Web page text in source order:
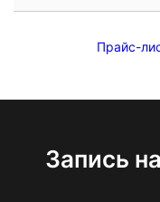
Прайс-
Запись